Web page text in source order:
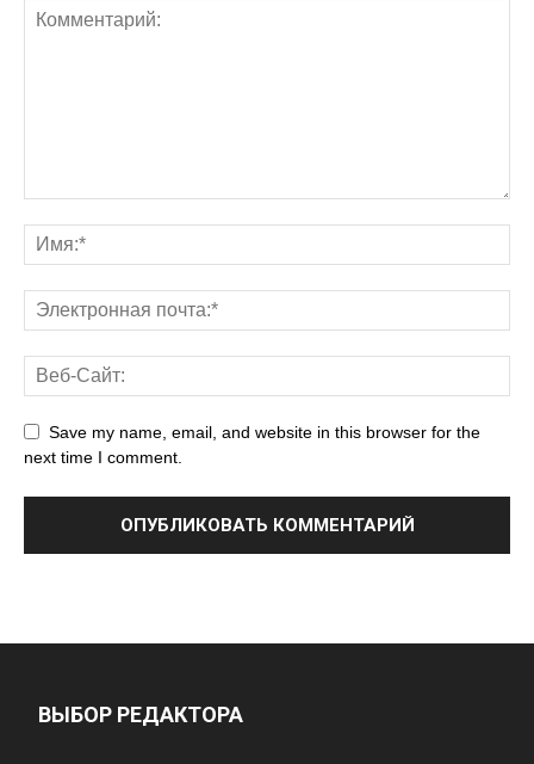
Save my name, email, and website in this browser for the
next time I comment.
ВЫБОР РЕДАКТОРА